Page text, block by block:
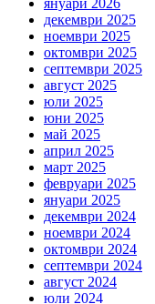
декември 2025
ноември 2025
октомври 2025
септември 2025
август 2025
юли 2025
юни 2025
май 2025
април 2025
март 2025
февруари 2025
януари 2025
декември 2024
ноември 2024
октомври 2024
септември 2024
август 2024
юли 2024